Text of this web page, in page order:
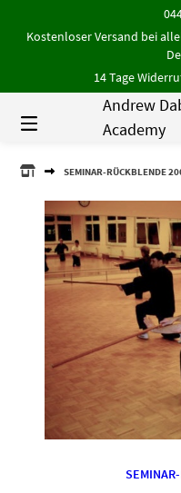
Inhalt
Kostenloser Versand bei
14 Tage
Andrew
Academy
ANDREW
TAO
ACADEMY
SEMINAR-RÜCKBLENDE